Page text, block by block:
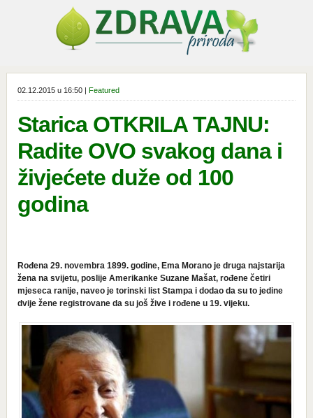
02.12.2015 u 16:50 | Featured
Starica OTKRILA TAJNU:
Radite OVO svakog dana i
živjećete duže od 100
godina
Rođena 29. novembra 1899. godine, Ema Morano je druga najstarija
žena na svijetu, poslije Amerikanke Suzane Mašat, rođene četiri
mjeseca ranije, naveo je torinski list Stampa i dodao da su to jedine
dvije žene registrovane da su još žive i rođene u 19. vijeku.